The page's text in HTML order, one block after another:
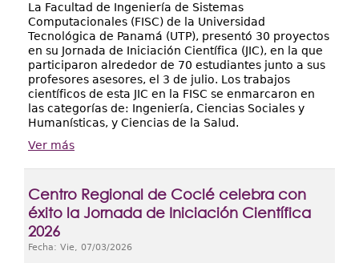
La Facultad de Ingeniería de Sistemas
Computacionales (FISC) de la Universidad
Tecnológica de Panamá (UTP), presentó 30 proyectos
en su Jornada de Iniciación Científica (JIC), en la que
participaron alrededor de 70 estudiantes junto a sus
profesores asesores, el 3 de julio. Los trabajos
científicos de esta JIC en la FISC se enmarcaron en
las categorías de: Ingeniería, Ciencias Sociales y
Humanísticas, y Ciencias de la Salud.
Ver más
Centro Regional de Coclé celebra con
éxito la Jornada de Iniciación Científica
2026
Fecha: Vie, 07/03/2026